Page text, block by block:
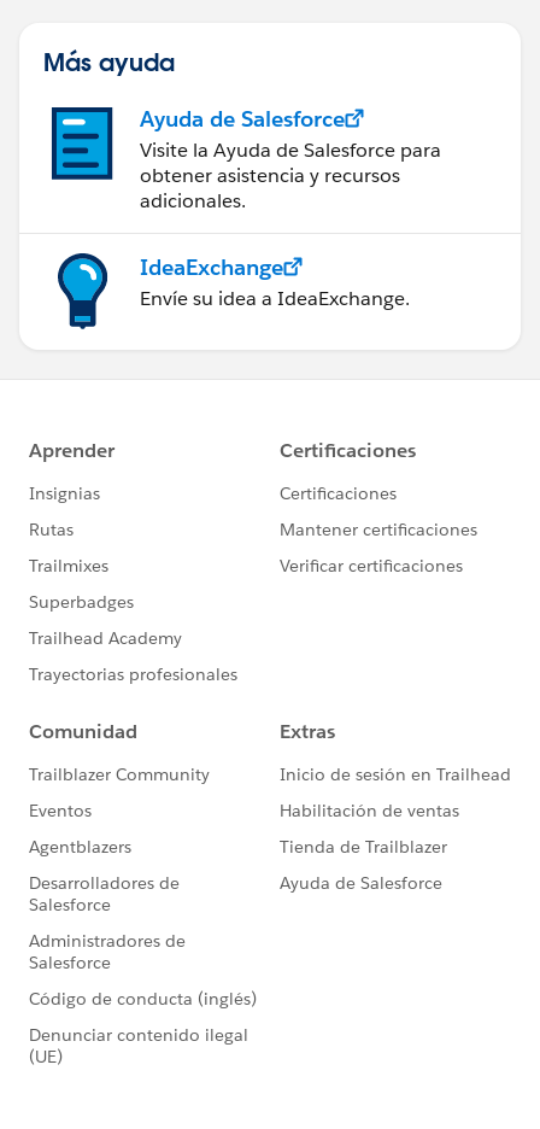
Más ayuda
Ayuda de Salesforce
Visite la Ayuda de Salesforce para
obtener asistencia y recursos
adicionales.
IdeaExchange
Envíe su idea a IdeaExchange.